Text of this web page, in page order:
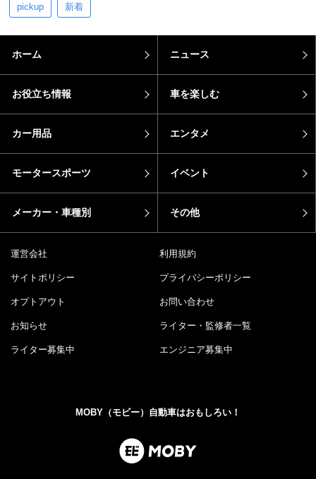
pickup 新着
ホーム ニュース
お役立ち情報 車を楽しむ
カー用品 エンタメ
モータースポーツ イベント
メーカー・車種別 その他
運営会社 利用規約
サイトポリシー プライバシーポリシー
オプトアウト お問い合わせ
お知らせ ライター・監修者一覧
ライター募集中 エンジニア募集中
MOBY（モビー）自動車はおもしろい！